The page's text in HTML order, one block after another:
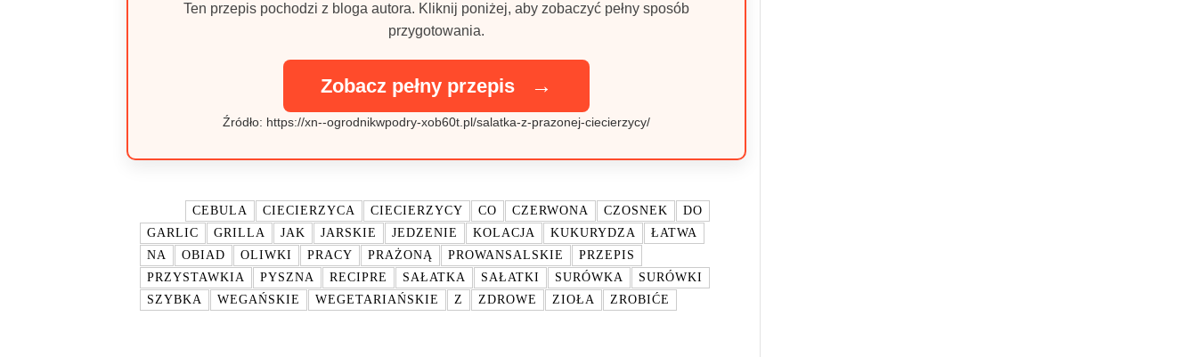
Ten przepis pochodzi z bloga autora. Kliknij poniżej, aby zobaczyć pełny sposób
przygotowania.
Zobacz pełny przepis →
Źródło: https://xn--ogrodnikwpodry-xob60t.pl/salatka-z-prazonej-ciecierzycy/
CEBULA CIECIERZYCA CIECIERZYCY CO CZERWONA CZOSNEK
DO
GARLIC
GRILLA JAK JARSKIE JEDZENIE KOLACJA KUKURYDZA
ŁATWA
NA
OBIAD OLIWKI PRACY PRAŻONĄ PROWANSALSKIE
PRZEPIS
PRZYSTAWKIA
PYSZNA RECIPRE SAŁATKA SAŁATKI SURÓWKA
SURÓWKI
SZYBKA
WEGAŃSKIE WEGETARIAŃSKIE Z ZDROWE ZIOŁA ZROBIĆE